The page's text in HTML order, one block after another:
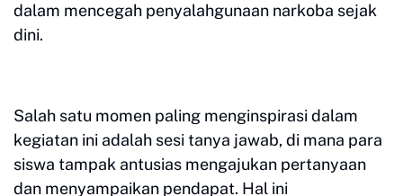
dalam mencegah penyalahgunaan narkoba sejak
dini.
Salah satu momen paling menginspirasi dalam
kegiatan ini adalah sesi tanya jawab, di mana para
siswa tampak antusias mengajukan pertanyaan
dan menyampaikan pendapat. Hal ini